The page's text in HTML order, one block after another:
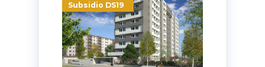
Subsidio DS19